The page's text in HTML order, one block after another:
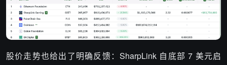
股价走势也给出了明确反馈：SharpLink 自底部 7 美元启